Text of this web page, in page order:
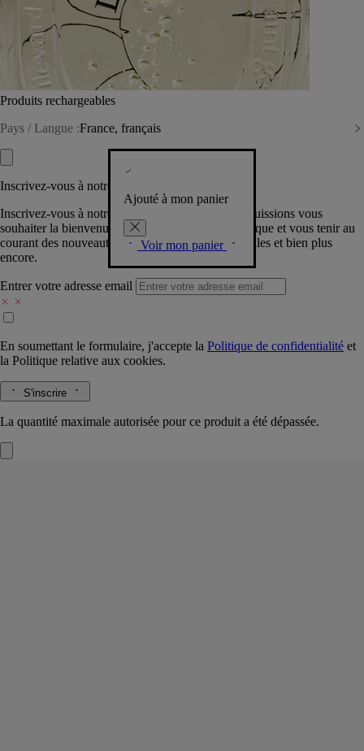
Produits rechargeables
Pays / Langue :France, français
Ajouté à mon panier
Voir mon panier
Inscrivez-vous à notre Newsletter
Inscrivez-vous à notre newsletter pour que nous puissions vous
souhaiter la bienvenue dans la communauté Diptyque et vous tenir au
courant des nouveautés, événements, offres spéciales et bien plus
encore.
Entrer votre adresse email
En soumettant le formulaire, j'accepte la Politique de confidentialité et
la Politique relative aux cookies.
S'inscrire
La quantité maximale autorisée pour ce produit a été dépassée.